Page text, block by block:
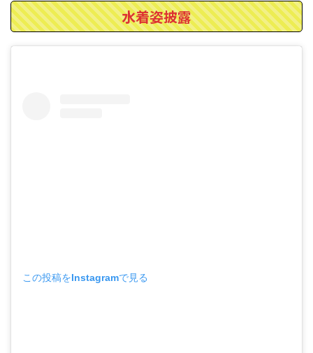
水着姿披露
この投稿をInstagramで見る